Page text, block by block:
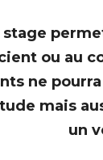
stage
ou au
ne
mais
un